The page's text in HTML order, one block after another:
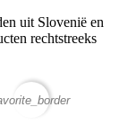
uit Slovenië en
rechtstreeks